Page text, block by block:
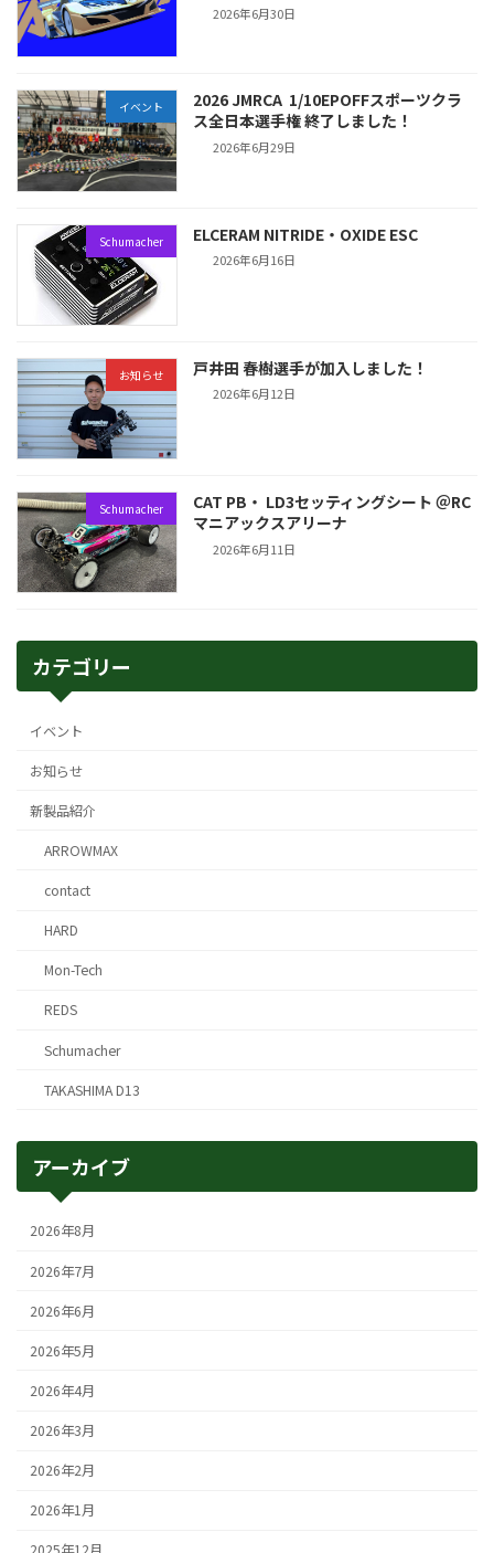
2026年6月30日
イベント
2026 JMRCA 1/10EPOFFスポーツクラ
ス全日本選手権 終了しました！
2026年6月29日
Schumacher ELCERAM NITRIDE・OXIDE ESC
2026年6月16日
お知らせ 戸井田 春樹選手が加入しました！
2026年6月12日
Schumacher
CAT PB・ LD3セッティングシート ＠RC
マニアックスアリーナ
2026年6月11日
カテゴリー
イベント
お知らせ
新製品紹介
ARROWMAX
contact
HARD
Mon-Tech
REDS
Schumacher
TAKASHIMA D13
アーカイブ
2026年8月
2026年7月
2026年6月
2026年5月
2026年4月
2026年3月
2026年2月
2026年1月